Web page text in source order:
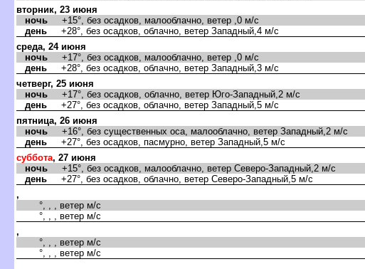
торник, 23 июня
ночь +15°, без осадков, малооблачно, ветер ,0 м/с
день +28°, без осадков, облачно, ветер Западный,4 м/с
среда, 24 июня
ночь +17°, без осадков, малооблачно, ветер ,0 м/с
день +28°, без осадков, облачно, ветер Западный,3 м/с
четверг, 25 июня
ночь +17°, без осадков, облачно, ветер Юго-Западный,2 м/с
день +27°, без осадков, облачно, ветер Западный,5 м/с
пятница, 26 июня
ночь +16°, без существенных оса, малооблачно, ветер Западный,2 м/с
день +27°, без осадков, пасмурно, ветер Западный,5 м/с
суббота, 27 июня
ночь +15°, без осадков, малооблачно, ветер Северо-Западный,2 м/с
день +27°, без осадков, облачно, ветер Северо-Западный,5 м/с
,
°, , , ветер м/с
°, , , ветер м/с
,
°, , , ветер м/с
°, , , ветер м/с